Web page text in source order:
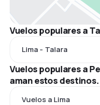
Vuelos populares a
Lima - Talara
Vuelos populares a
aman estos destinos.
Vuelos a Lima